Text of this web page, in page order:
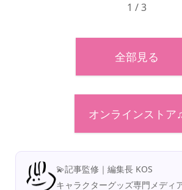
1 / 3
全部見る
オンラインストア
💫記事監修｜編集長 KOS
キャラクターグッズ専門メディ